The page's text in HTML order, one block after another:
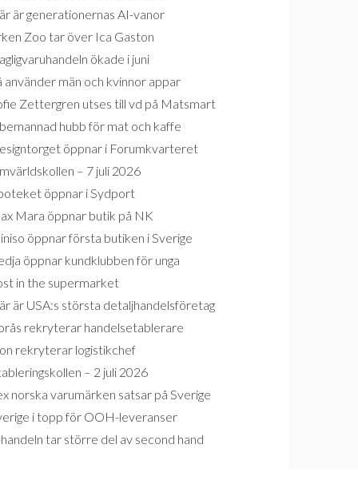
är generationernas AI-vanor
Zoo tar över Ica Gaston
ökade i juni
använder män och kvinnor appar
Zettergren utses till vd på Matsmart
hubb för mat och kaffe
öppnar i Forumkvarteret
– 7 juli 2026
öppnar i Sydport
Mara öppnar butik på NK
öppnar första butiken i Sverige
öppnar kundklubben för unga
in the supermarket
är USA:s största detaljhandelsföretag
rekryterar handelsetablerare
rekryterar logistikchef
– 2 juli 2026
norska varumärken satsar på Sverige
i topp för OOH-leveranser
tar större del av second hand